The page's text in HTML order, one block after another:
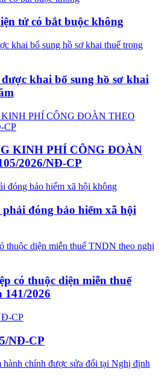
tử có bắt buộc không
khai bổ sung hồ sơ khai
KINH PHÍ CÔNG ĐOÀN
2026/NĐ-CP
đóng bảo hiểm xã hội
có thuộc diện miễn thuế
2026
NĐ-CP